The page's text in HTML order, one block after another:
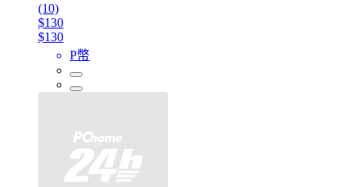
(10)
$130
$130
P幣